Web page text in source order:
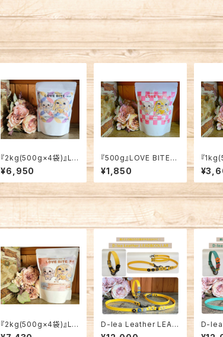
『2kg(500g×4袋)』LO
VE BITE ミックス【愛
犬用】
¥6,950
『500g』LOVE BITE
チキン【愛犬用】
¥1,850
『
VE
用】
『2kg(500g×4袋)』LO
VE BITE ホース【愛
D-lea Leather LEAD
&COLLAR セット商品！
D-